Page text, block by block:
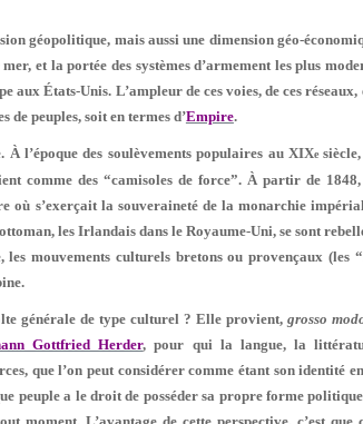
géopolitique, mais aussi une dimension géo-
et la portée des systèmes d’armement les plus
États-Unis. L’ampleur de ces voies, de ces
de peuples, soit en termes d’Empire.
l’époque des soulèvements populaires au XIXe
comme des “camisoles de force”. À partir de
où s’exerçait la souveraineté de la monarchie
les Irlandais dans le Royaume-Uni, se sont
mouvements culturels bretons ou provençaux (les
générale de type culturel ? Elle provient,grosso
Gottfried Herder, pour qui la langue, la
que l’on peut considérer comme étant son identité
peuple a le droit de posséder sa propre forme